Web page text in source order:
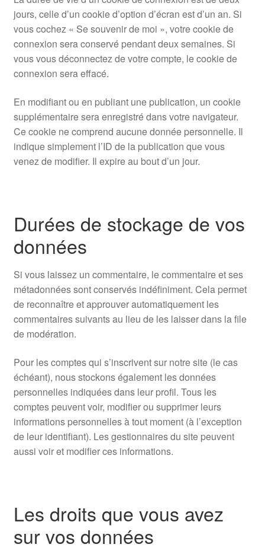
jours, celle d’un cookie d’option d’écran est d’un an. Si
vous cochez « Se souvenir de moi », votre cookie de
connexion sera conservé pendant deux semaines. Si
vous vous déconnectez de votre compte, le cookie de
connexion sera effacé.
En modifiant ou en publiant une publication, un cookie
supplémentaire sera enregistré dans votre navigateur.
Ce cookie ne comprend aucune donnée personnelle. Il
indique simplement l’ID de la publication que vous
venez de modifier. Il expire au bout d’un jour.
Durées de stockage de vos
données
Si vous laissez un commentaire, le commentaire et ses
métadonnées sont conservés indéfiniment. Cela permet
de reconnaître et approuver automatiquement les
commentaires suivants au lieu de les laisser dans la file
de modération.
Pour les comptes qui s’inscrivent sur notre site (le cas
échéant), nous stockons également les données
personnelles indiquées dans leur profil. Tous les
comptes peuvent voir, modifier ou supprimer leurs
informations personnelles à tout moment (à l’exception
de leur identifiant). Les gestionnaires du site peuvent
aussi voir et modifier ces informations.
Les droits que vous avez
sur vos données